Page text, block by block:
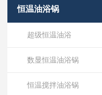
恒温油浴锅
超级恒温油浴
数显恒温油浴锅
恒温搅拌油浴锅